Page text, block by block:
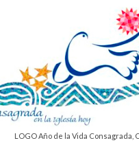
Cadena de Oración en las
LOGO Año de la Vida Consagrada,